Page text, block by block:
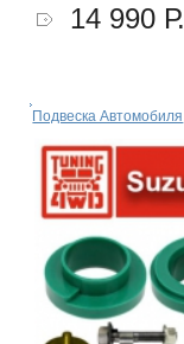
14 990 Р.
Подвеска Автомобиля